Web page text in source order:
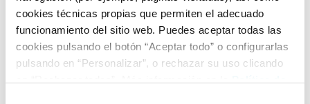
cookies técnicas propias que permiten el adecuado
funcionamiento del sitio web. Puedes aceptar todas las
cookies pulsando el botón “Aceptar todo” o configurarlas
pulsando en “Personalizar”, o rechazar su uso clicando
Ficha técnica
Exterior